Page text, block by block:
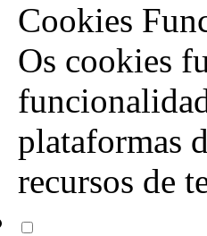
Cookies
Os cookies
plataformas
recursos de